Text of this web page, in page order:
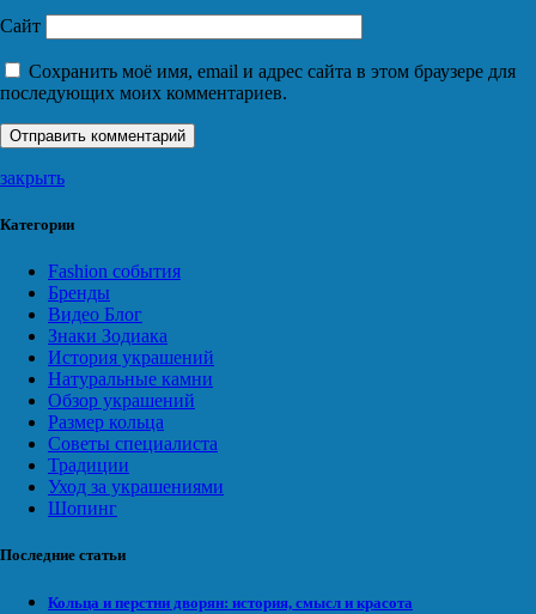
Сайт
Сохранить моё имя, email и адрес сайта в этом браузере для
последующих моих комментариев.
закрыть
Категории
Fashion события
Бренды
Видео Блог
Знаки Зодиака
История украшений
Натуральные камни
Обзор украшений
Размер кольца
Советы специалиста
Традиции
Уход за украшениями
Шопинг
Последние статьи
Кольца и перстни дворян: история, смысл и красота